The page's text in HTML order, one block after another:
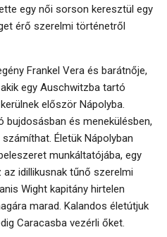
egy női sorson keresztül egy
érő szerelmi történetről
Frankel Vera és barátnője,
egy Auschwitzba tartó
először Nápolyba.
bujdosásban és menekülésben,
Életük Nápolyban
munkáltatójába, egy
idillikusnak tűnő szerelmi
Wight kapitány hirtelen
marad. Kalandos életútjuk
Caracasba vezérli őket.